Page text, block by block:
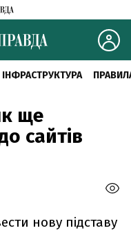
ІНФРАСТРУКТУРА
ще
сайтів
нову підставу